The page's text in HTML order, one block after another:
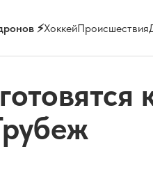
⚡ХоккейПроисшествия